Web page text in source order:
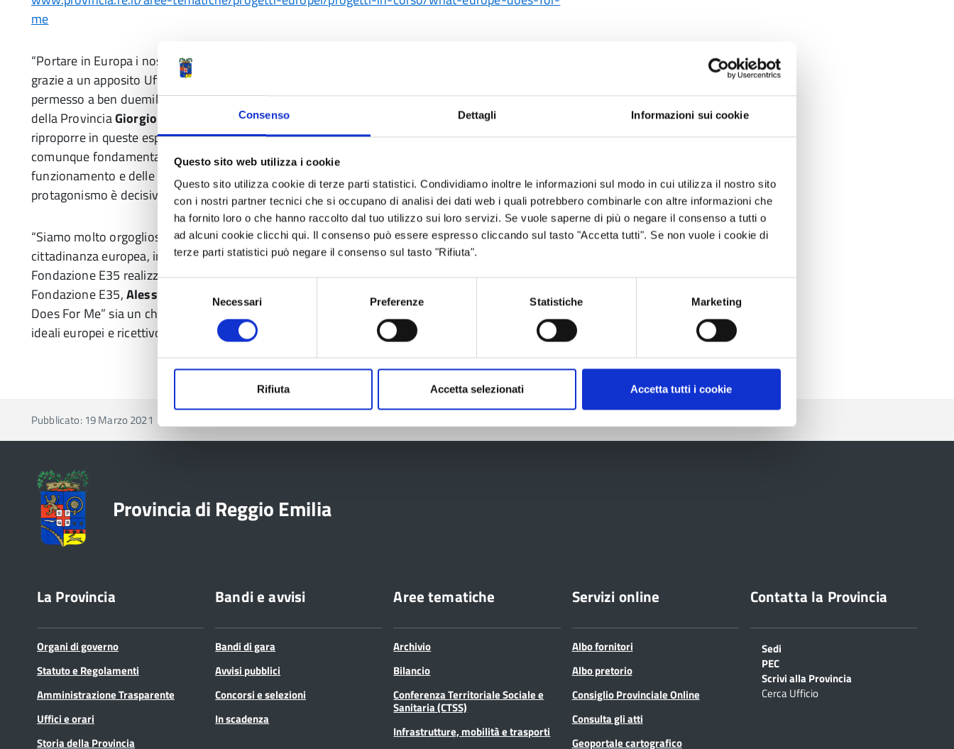
Consenso Dettagli Informazioni sui cookie
Questo sito web utilizza i cookie
Questo sito utilizza cookie di terze parti statistici. Condividiamo inoltre le informazioni sul modo in cui utilizza il nostro sito
con i nostri partner tecnici che si occupano di analisi dei dati web i quali potrebbero combinarle con altre informazioni che
ha fornito loro o che hanno raccolto dal tuo utilizzo sui loro servizi. Se vuole saperne di più o negare il consenso a tutti o
ad alcuni cookie clicchi qui. Il consenso può essere espresso cliccando sul tasto "Accetta tutti". Se non vuole i cookie di
terze parti statistici può negare il consenso sul tasto "Rifiuta".
Necessari Preferenze Statistiche Marketing
Rifiuta Accetta selezionati Accetta tutti i cookie
me
“Portare in Europa i nostri giovani è da sempre uno degli obiettivi della Provincia che dal 2009,
grazie a un apposito Ufficio Politiche comunitarie poi confluito nella Fondazione E35, ha
permesso a ben duemila ragazzi reggiani di effettuare stage all’estero – spiegano il presidente
della ProvinciaGiorgio Zanni e la vicepresidente
– Nella speranza di poter presto
riproporre in queste esperienze importantissime, non solo dal punto di vista formativo, è
comunque fondamentale proseguire anche in questo lavoro di conoscenza dei meccanismi, del
funzionamento e delle opportunità delle istituzioni europee da parte dei nostri giovani, il cui
protagonismo è decisivo per il futuro di Reggio, dell’Italia e dell’Europa”.
“Siamo molto orgogliosi degli importanti risultati raggiunti sul fronte della promozione della
cittadinanza europea, in particolare tramite le attività di formazione e sensibilizzazione che come
Fondazione E35 realizziamo a favore dei giovani del territorio – commenta la presidente di
Fondazione E35,Alessia Ciarrocchi
– Crediamo che il successo di iniziative come “What Europe
Does For Me” sia un chiaro indicatore di quanto il nostro sia un territorio attento ai valori e agli
ideali europei e ricettivo rispetto alle numerose opportunità che l’Ue mette a disposizione”.
Pubblicato: 19 Marzo 2021
Provincia di Reggio Emilia
La Provincia
Organi di governo
Statuto e Regolamenti
Amministrazione Trasparente
Uffici e orari
Storia della Provincia
Bandi e avvisi
Bandi di gara
Avvisi pubblici
Concorsi e selezioni
In scadenza
Aree tematiche
Archivio
Bilancio
Conferenza Territoriale Sociale e
Sanitaria (CTSS)
Infrastrutture, mobilità e trasporti
Servizi online
Albo fornitori
Albo pretorio
Consiglio Provinciale Online
Consulta gli atti
Geoportale cartografico
Contatta la Provincia
Sedi
PEC
Scrivi alla Provincia
Cerca Ufficio